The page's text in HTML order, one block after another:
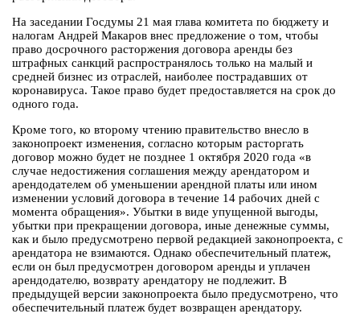
На заседании Госдумы 21 мая глава комитета по бюджету и
налогам Андрей Макаров внес предложение о том, чтобы
право досрочного расторжения договора аренды без
штрафных санкций распространялось только на малый и
средней бизнес из отраслей, наиболее пострадавших от
коронавируса. Такое право будет предоставляется на срок до
одного года.
Кроме того, ко второму чтению правительство внесло в
законопроект изменения, согласно которым расторгать
договор можно будет не позднее 1 октября 2020 года «в
случае недостижения соглашения между арендатором и
арендодателем об уменьшении арендной платы или ином
изменении условий договора в течение 14 рабочих дней с
момента обращения». Убытки в виде упущенной выгоды,
убытки при прекращении договора, иные денежные суммы,
как и было предусмотрено первой редакцией законопроекта, с
арендатора не взимаются. Однако обеспечительный платеж,
если он был предусмотрен договором аренды и уплачен
арендодателю, возврату арендатору не подлежит. В
предыдущей версии законопроекта было предусмотрено, что
обеспечительный платеж будет возвращен арендатору.